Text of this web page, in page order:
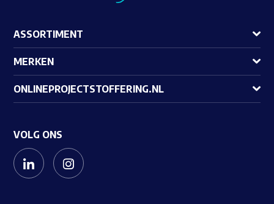
ASSORTIMENT
MERKEN
ONLINEPROJECTSTOFFERING.NL
VOLG ONS